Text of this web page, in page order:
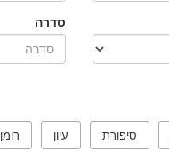
סדרה
סיפורת עיון רומן